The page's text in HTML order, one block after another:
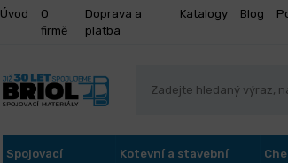
Úvod
O
firmě
Doprava a
platba
Katalogy Blog
Spojovací
Kotevní a stavební